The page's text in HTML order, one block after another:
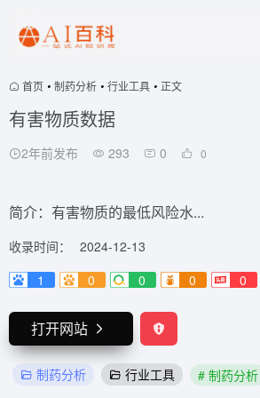
首页 • 制药分析 • 行业工具 • 正文
有害物质数据
2年前发布 293 0 0
简介：有害物质的最低风险水...
收录时间：
2024-12-13
1
0 0 0 0
打开网站
制药分析 行业工具 # 制药分析